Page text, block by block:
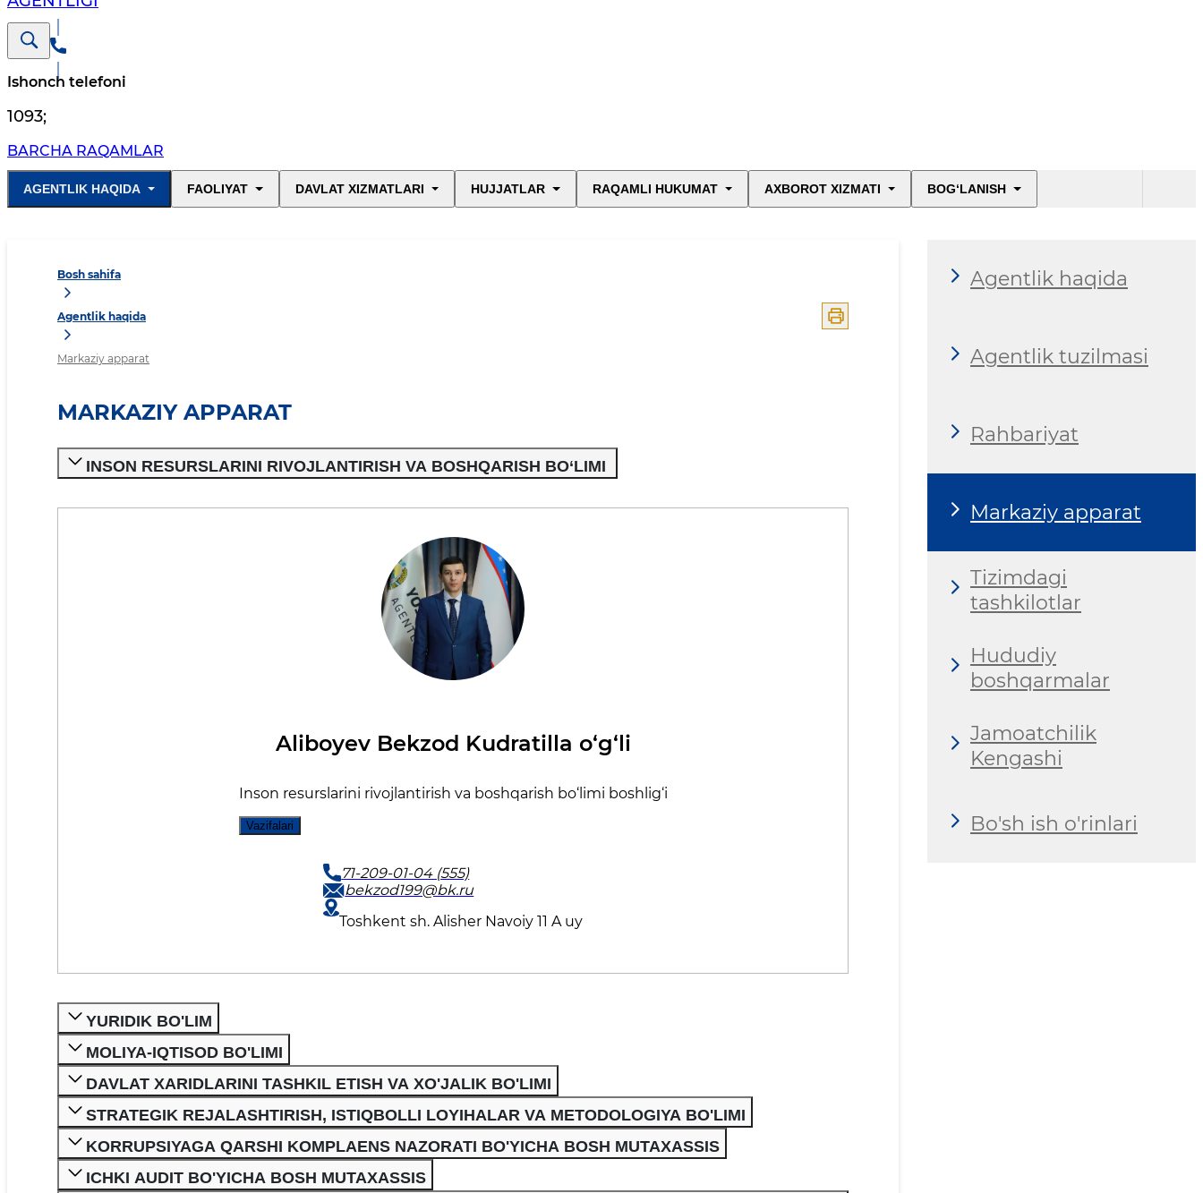
Ishonch telefoni
1093;
BARCHA RAQAMLAR
AGENTLIK HAQIDA FAOLIYAT DAVLAT XIZMATLARI HUJJATLAR RAQAMLI HUKUMAT AXBOROT XIZMATI BOG‘LANISH
Bosh sahifa
Agentlik haqida
Markaziy apparat
MARKAZIY APPARAT
INSON RESURSLARINI RIVOJLANTIRISH VA BOSHQARISH BO‘LIMI
Aliboyev Bekzod Kudratilla o‘g‘li
Inson resurslarini rivojlantirish va boshqarish bo‘limi boshlig‘i
Vazifalari
71-209-01-04 (555)
bekzod199@bk.ru
Toshkent sh. Alisher Navoiy 11 A uy
YURIDIK BO'LIM
MOLIYA-IQTISOD BO'LIMI
DAVLAT XARIDLARINI TASHKIL ETISH VA XO'JALIK BO'LIMI
STRATEGIK REJALASHTIRISH, ISTIQBOLLI LOYIHALAR VA METODOLOGIYA BO'LIMI
KORRUPSIYAGA QARSHI KOMPLAENS NAZORATI BO'YICHA BOSH MUTAXASSIS
ICHKI AUDIT BO'YICHA BOSH MUTAXASSIS
Agentlik haqida
Agentlik tuzilmasi
Rahbariyat
Markaziy apparat
Tizimdagi
tashkilotlar
Hududiy
boshqarmalar
Jamoatchilik
Kengashi
Bo'sh ish o'rinlari